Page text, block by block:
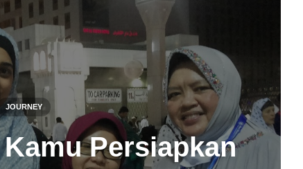
Persiapkan
JOURNEY